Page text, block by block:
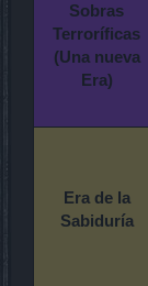
Sobras
Terroríficas
(Una nueva
Era)
Era de la
Sabiduría